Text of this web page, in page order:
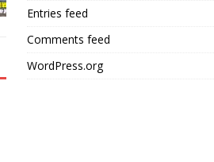
Entries feed
Comments feed
WordPress.org